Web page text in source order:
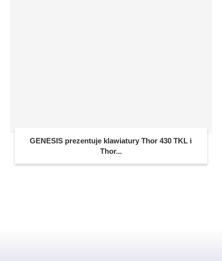
GENESIS prezentuje klawiatury Thor 430 TKL i
Thor...